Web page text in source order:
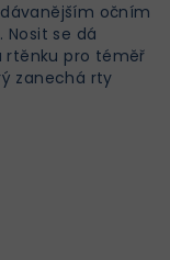
očním
Nosit se dá
rtěnku pro téměř
zanechá rty